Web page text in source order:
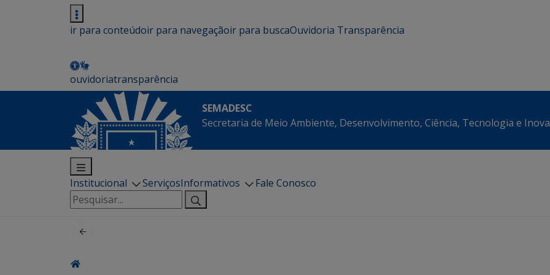
ir para conteúdoir para navegaçãoir para buscaOuvidoria Transparência
ouvidoriatransparência
SEMADESC
Secretaria de Meio Ambiente, Desenvolvimento, Ciência, Tecnologia e
Institucional ServiçosInformativos
Fale Conosco
Pesquisar
por: